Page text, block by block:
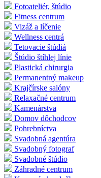
Fotoateliér, štúdio
Fitness centrum
Vizáž a líčenie
Wellness centrá
Tetovacie štúdiá
Štúdio štíhlej línie
Plastická chirurgia
Permanentný makeup
Krajčírske salóny
Relaxačné centrum
Kamenárstva
Domov dôchodcov
Pohrebníctva
Svadobná agentúra
Svadobný fotograf
Svadobné štúdio
Záhradné centrum